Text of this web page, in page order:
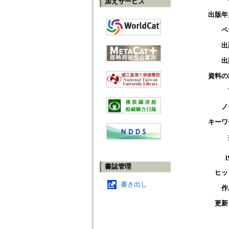
書誌管理
書き出し
出版
資料
キー
ヒ
更